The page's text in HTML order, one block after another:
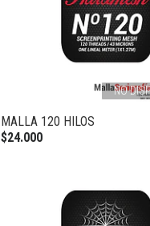
NO
MALLA 120 HILOS
$24.000